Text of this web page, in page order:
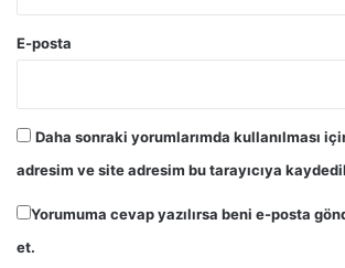
E-posta
Daha sonraki yorumlarımda kullanılması
adresim ve site adresim bu tarayıcıya
Yorumuma cevap yazılırsa beni e-posta
et.